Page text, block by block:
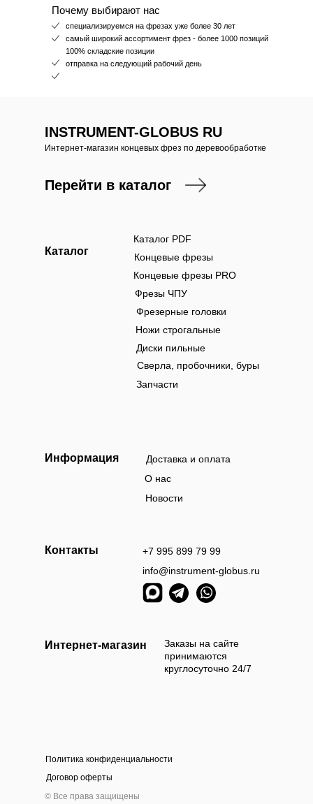
наличными
и самостоятельно выбрать и оплатить
Почему выбирают нас
специализируемся на фрезах уже более 30 лет
самый широкий ассортимент фрез - более 1000 позиций
100% складские позиции
отправка на следующий рабочий день
Заказы на сайте
принимаются
круглосуточно 24/7
Каталог
Информация
Контакты
+7 995 899 79 99
info@instrument-globus.ru
Интернет-магазин
Концевые фрезы
Каталог PDF
Концевые фрезы PRO
Фрезы ЧПУ
Фрезерные головки
Ножи строгальные
Диски пильные
Сверла, пробочники, буры
Запчасти
Доставка и оплата
О нас
Новости
INSTRUMENT-GLOBUS RU
© Все права защищены
Политика конфиденциальности
Договор оферты
Интернет-магазин концевых фрез по деревообработке
Перейти в каталог